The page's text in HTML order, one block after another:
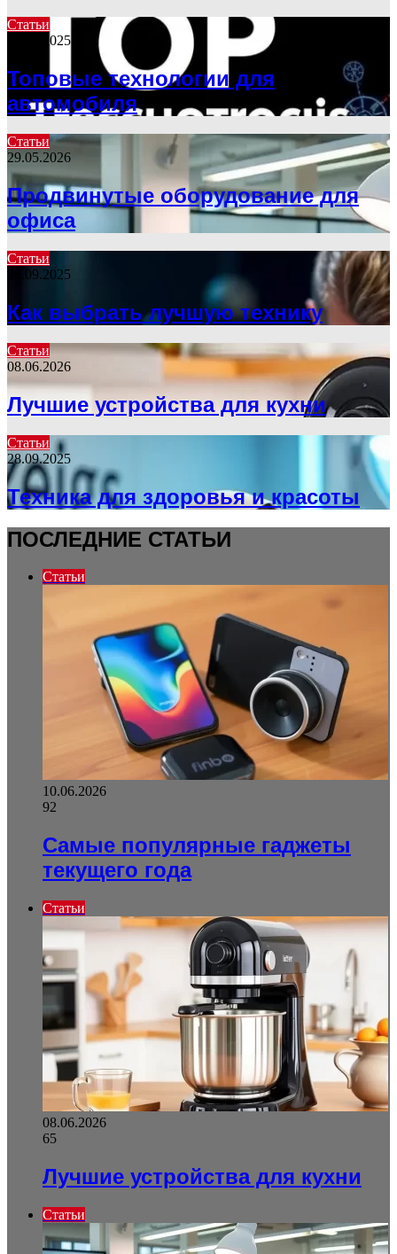
Статьи
22.09.2025
Топовые технологии для
автомобиля
Статьи
29.05.2026
Продвинутые оборудование для
офиса
Статьи
28.09.2025
Как выбрать лучшую технику
Статьи
08.06.2026
Лучшие устройства для кухни
Статьи
28.09.2025
Техника для здоровья и красоты
ПОСЛЕДНИЕ СТАТЬИ
Статьи
10.06.2026
92
Самые популярные гаджеты
текущего года
Статьи
08.06.2026
65
Лучшие устройства для кухни
Статьи